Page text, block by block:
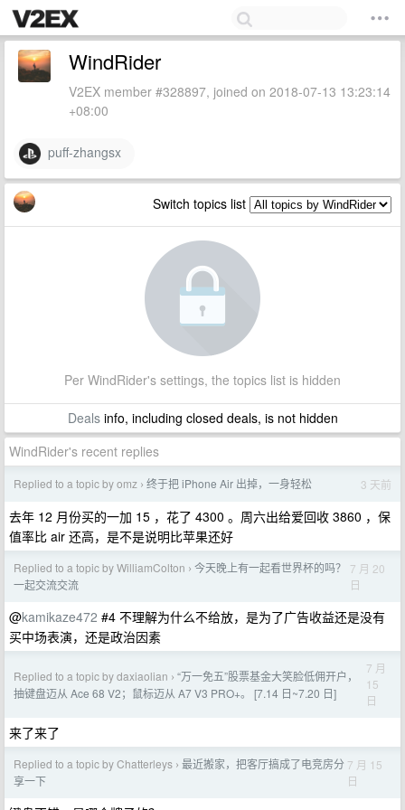
WindRider
V2EX member #328897, joined on 2018-07-13 13:23:14
+08:00
puff-zhangsx
Switch topics list
Per WindRider's settings, the topics list is hidden
Dealsinfo, including closed deals, is not hidden
WindRider's recent replies
Replied to a topic by omz › 终于把 iPhone Air 出掉，一身轻松 3 天前
去年 12 月份买的一加 15 ，花了 4300 。周六出给爱回收 3860 ，保
值率比 air 还高，是不是说明比苹果还好
Replied to a topic by WilliamColton › 今天晚上有一起看世界杯的吗？
一起交流交流
7 月 20
日
@kamikaze472 #4 不理解为什么不给放，是为了广告收益还是没有
买中场表演，还是政治因素
Replied to a topic by daxiaolian › “万一免五”股票基金大笑脸低佣开户，
抽键盘迈从 Ace 68 V2；鼠标迈从 A7 V3 PRO+。 [7.14 日~7.20 日]
7 月
15
日
来了来了
Replied to a topic by Chatterleys › 最近搬家，把客厅搞成了电竞房分
享一下
7 月 15
日